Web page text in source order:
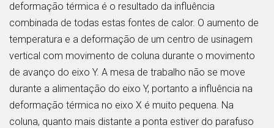
deformação térmica é o resultado da influência
combinada de todas estas fontes de calor. O aumento de
temperatura e a deformação de um centro de usinagem
vertical com movimento de coluna durante o movimento
de avanço do eixo Y. A mesa de trabalho não se move
durante a alimentação do eixo Y, portanto a influência na
deformação térmica no eixo X é muito pequena. Na
coluna, quanto mais distante a ponta estiver do parafuso